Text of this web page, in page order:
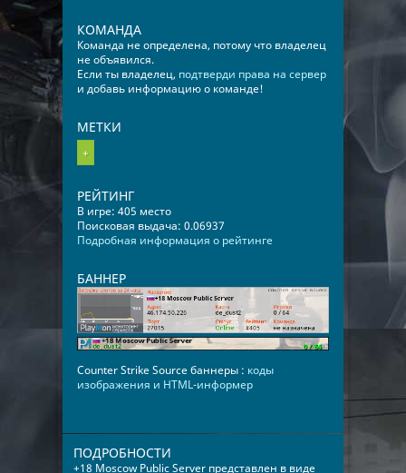
КОМАНДА
Команда не определена, потому что владелец
не объявился.
Если ты владелец, подтверди права на сервер
и добавь информацию о команде!
МЕТКИ
+
РЕЙТИНГ
В игре: 405 место
Поисковая выдача: 0.06937
Подробная информация о рейтинге
БАННЕР
Counter Strike Source баннеры : коды
изображения и HTML-информер
ПОДРОБНОСТИ
+18 Moscow Public Server представлен в виде